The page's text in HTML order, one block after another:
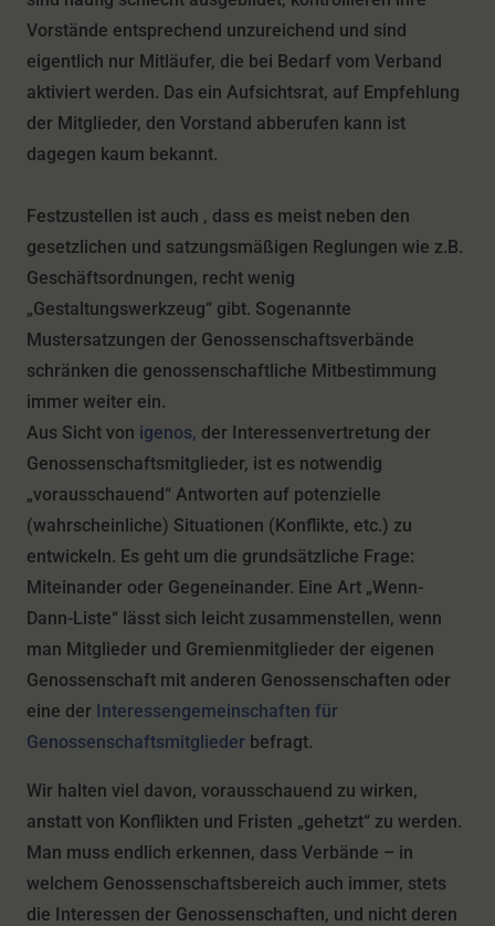
Vorstände entsprechend unzureichend und sind
eigentlich nur Mitläufer, die bei Bedarf vom Verband
aktiviert werden. Das ein Aufsichtsrat, auf Empfehlung
der Mitglieder, den Vorstand abberufen kann ist
dagegen kaum bekannt.
Festzustellen ist auch , dass es meist neben den
gesetzlichen und satzungsmäßigen Reglungen wie z.B.
Geschäftsordnungen, recht wenig
„Gestaltungswerkzeug“ gibt. Sogenannte
Mustersatzungen der Genossenschaftsverbände
schränken die genossenschaftliche Mitbestimmung
immer weiter ein.
Aus Sicht von igenos, der Interessenvertretung der
Genossenschaftsmitglieder, ist es notwendig
„vorausschauend“ Antworten auf potenzielle
(wahrscheinliche) Situationen (Konflikte, etc.) zu
entwickeln. Es geht um die grundsätzliche Frage:
Miteinander oder Gegeneinander. Eine Art „Wenn-
Dann-Liste“ lässt sich leicht zusammenstellen, wenn
man Mitglieder und Gremienmitglieder der eigenen
Genossenschaft mit anderen Genossenschaften oder
eine der Interessengemeinschaften für
Genossenschaftsmitglieder befragt.
Wir halten viel davon, vorausschauend zu wirken,
anstatt von Konflikten und Fristen „gehetzt“ zu werden.
Man muss endlich erkennen, dass Verbände – in
welchem Genossenschaftsbereich auch immer, stets
die Interessen der Genossenschaften, und nicht deren